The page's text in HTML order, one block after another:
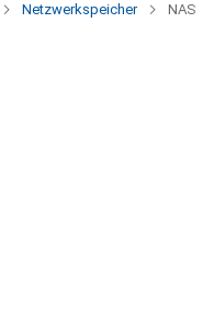
Netzwerkspeicher NAS